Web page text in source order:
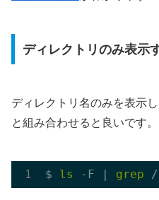
ディレクトリのみ表示
ディレクトリ名のみを表示
と組み合わせると良いです。
$ ls -F | grep